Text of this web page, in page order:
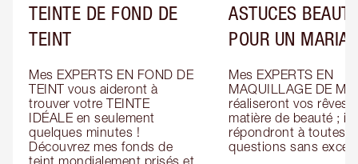
TEINTE DE FOND DE
TEINT
Mes EXPERTS EN FOND DE
TEINT vous aideront à
trouver votre TEINTE
IDÉALE en seulement
quelques minutes !
Découvrez mes fonds de
teint mondialement prisés et
ASTUCES
POUR UN
Mes EXPERTS EN
MAQUILLAGE DE
réaliseront vos rêves
matière de beauté ; ils
répondront à toutes
questions sans